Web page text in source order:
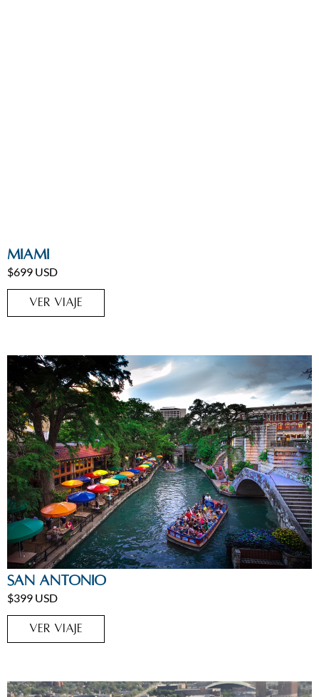
Miami
$699 USD
VER VIAJE
Estados Unidos
San Antonio
$399 USD
VER VIAJE
Estados Unidos,San Antonio